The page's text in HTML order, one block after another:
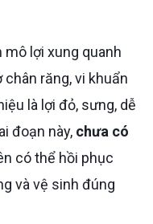
mô lợi xung quanh
răng, vi khuẩn
là lợi đỏ, sưng, dễ
đoạn này, chưa có
có thể hồi phục
và vệ sinh đúng